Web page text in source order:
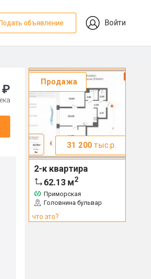
Подать объявление Войти
₽
Продажа
31 200 тыс.р.
2-к квартира
62.13 м2
Приморская
Головнина бульвар
что это?